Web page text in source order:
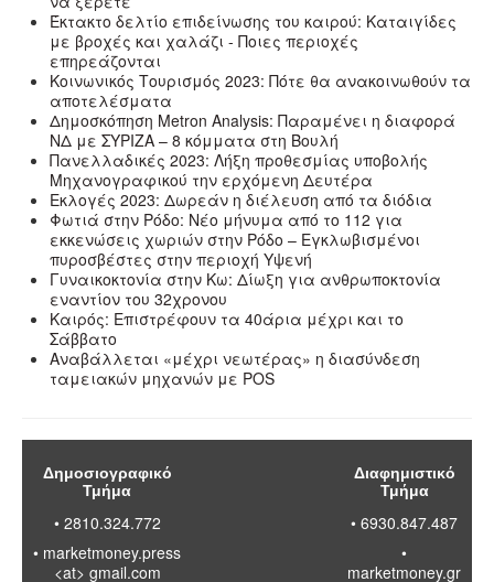
Έκτακτο δελτίο επιδείνωσης του καιρού: Καταιγίδες
με βροχές και χαλάζι - Ποιες περιοχές
επηρεάζονται
Κοινωνικός Τουρισμός 2023: Πότε θα ανακοινωθούν τα
αποτελέσματα
Δημοσκόπηση Metron Analysis: Παραμένει η διαφορά
ΝΔ με ΣΥΡΙΖΑ – 8 κόμματα στη Βουλή
Πανελλαδικές 2023: Λήξη προθεσμίας υποβολής
Μηχανογραφικού την ερχόμενη Δευτέρα
Εκλογές 2023: Δωρεάν η διέλευση από τα διόδια
Φωτιά στην Ρόδο: Νέο μήνυμα από το 112 για
εκκενώσεις χωριών στην Ρόδο – Εγκλωβισμένοι
πυροσβέστες στην περιοχή Υψενή
Γυναικοκτονία στην Κω: Δίωξη για ανθρωποκτονία
εναντίον του 32χρονου
Καιρός: Επιστρέφουν τα 40άρια μέχρι και το
Σάββατο
Αναβάλλεται «μέχρι νεωτέρας» η διασύνδεση
ταμειακών μηχανών με POS
Δημοσιογραφικό
Τμήμα
• 2810.324.772
• marketmoney.press
<at> gmail.com
Διαφημιστικό
Τμήμα
• 6930.847.487
•
marketmoney.gr